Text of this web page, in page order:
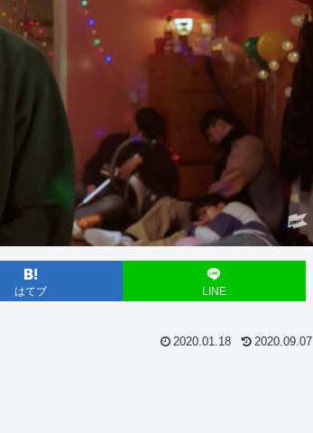
はてブ LINE
2020.01.18 2020.09.07